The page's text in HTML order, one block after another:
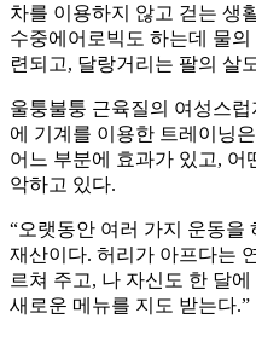
차를 이용하지 않고 걷는 생
수중에어로빅도 하는데 물
련되고, 달랑거리는 팔의 살
울퉁불퉁 근육질의 여성스
에 기계를 이용한 트레이닝
어느 부분에 효과가 있고, 어
악하고 있다.
“오랫동안 여러 가지 운동을
재산이다. 허리가 아프다는
르쳐 주고, 나 자신도 한 달
새로운 메뉴를 지도 받는다.”